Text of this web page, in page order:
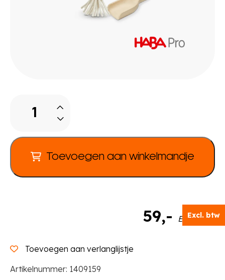
Excl. btw
aantal
Toevoegen aan winkelmandje
Toevoegen aan verlanglijstje
Artikelnummer: 1409159
59,- Excl. BTW